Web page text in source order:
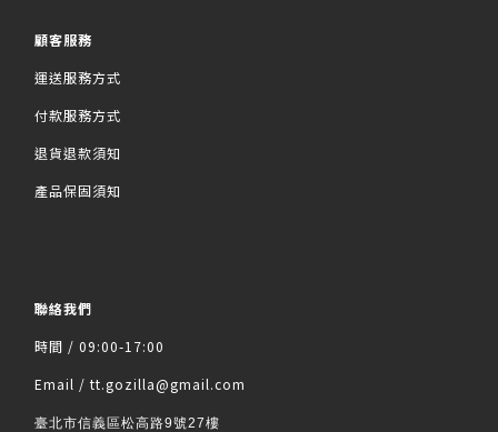
顧客服務
運送服務方式
付款服務方式
退貨退款須知
產品保固須知
聯絡我們
時間 / 09:00-17:00
Email / tt.gozilla@gmail.com
臺北市信義區松高路9號27樓